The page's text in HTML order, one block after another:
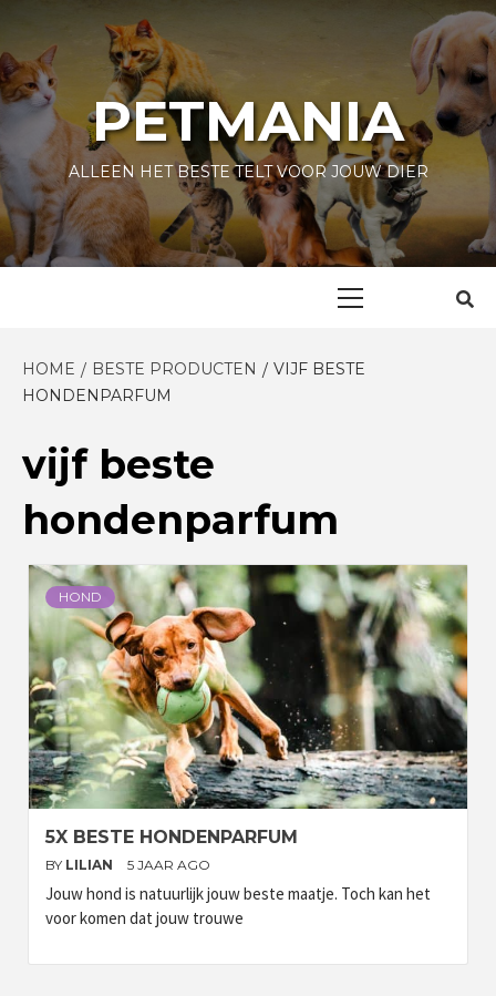
content
PETMANIA
ALLEEN HET BESTE TELT VOOR JOUW DIER
HOME BESTE PRODUCTEN
VIJF BESTE
HONDENPARFUM
vijf beste
hondenparfum
HOND
5X BESTE HONDENPARFUM
BY LILIAN 5 JAAR AGO
Jouw hond is natuurlijk jouw beste maatje. Toch kan het
voor komen dat jouw trouwe